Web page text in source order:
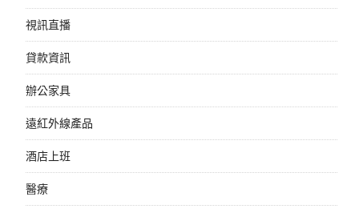
視訊直播
貸款資訊
辦公家具
遠紅外線產品
酒店上班
醫療